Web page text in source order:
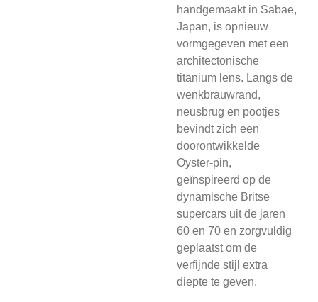
handgemaakt in Sabae,
Japan, is opnieuw
vormgegeven met een
architectonische
titanium lens. Langs de
wenkbrauwrand,
neusbrug en pootjes
bevindt zich een
doorontwikkelde
Oyster-pin,
geïnspireerd op de
dynamische Britse
supercars uit de jaren
60 en 70 en zorgvuldig
geplaatst om de
verfijnde stijl extra
diepte te geven.